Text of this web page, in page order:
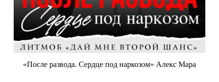
«После развода. Сердце под наркозом» Алекс Мара